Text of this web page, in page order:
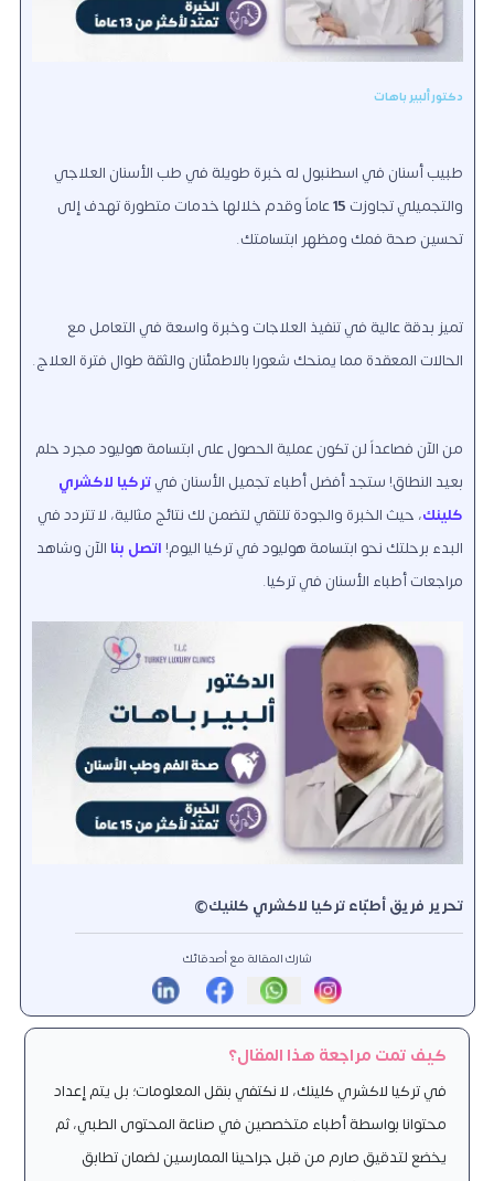
دكتور ألبير باهات
طبيب أسنان في اسطنبول له خبرة طويلة في طب الأسنان العلاجي
والتجميلي تجاوزت 15عاماً وقدم خلالها خدمات متطورة تهدف إلى
تحسين صحة فمك ومظهر ابتسامتك.
تميز بدقة عالية في تنفيذ العلاجات وخبرة واسعة في التعامل مع
الحالات المعقدة مما يمنحك شعورا بالاطمئنان والثقة طوال فترة العلاج.
من الآن فصاعداً لن تكون عملية الحصول على ابتسامة هوليود مجرد حلم
بعيد النطاق! ستجد أفضل أطباء تجميل الأسنان فيتركيا لاكشري
كلينك، حيث الخبرة والجودة تلتقي لتضمن لك نتائج مثالية، لا تتردد في
البدء برحلتك نحو ابتسامة هوليود في تركيا اليوم! اتصل بنا الآن وشاهد
مراجعات أطباء الأسنان في تركيا.
تحرير فريق أطبّاء تركيا لاكشري كلنيك©
شارك المقالة مع أصدقائك
كيف تمت مراجعة هذا المقال؟
في تركيا لاكشري كلينك، لا نكتفي بنقل المعلومات؛ بل يتم إعداد
محتوانا بواسطة أطباء متخصصين في صناعة المحتوى الطبي، ثم
يخضع لتدقيق صارم من قبل جراحينا الممارسين لضمان تطابق